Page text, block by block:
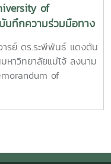
of
นทึกความร่วมมือทาง
รย์ ดร.ระพีพันธ์ แดงตัน
าวิทยาลัยแม่โจ้ ลงนาม
of
อร่วมทำกิจกรรมด้าน
30, 2025,